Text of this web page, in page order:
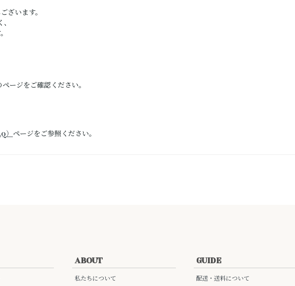
ざいます。
ページをご確認ください。
）ページをご参照ください。
ABOUT
私たちについて
GUIDE
配送・送料について